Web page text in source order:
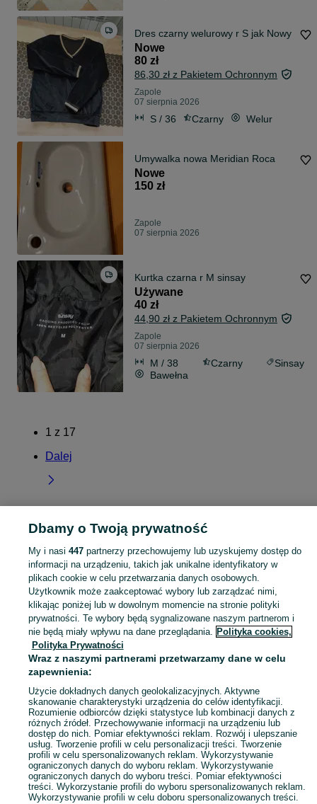
Dres czarny welurowy r S jak Nowy
Nowe
80 zł
86,30 zł z Pakietem Ochronnym
Zapole
07 sierpnia 2026
S / 36 Czarny Welur
Umywalka nowa Meridian Roca
Nowe
150 zł
Zapole
07 sierpnia 2026
Kurtka czarna r M sinsay
Używane
40 zł
44,90 zł z Pakietem Ochronnym
Zapole
07 sierpnia 2026
M / 38 Czarny
Sinsay
Bawełna
1 z 17
Dalej
Strona główna Mazowieckie Zapole
KATEGORIA
Skorzystaj z największego serwisu ogłoszeniowego - Zapole i okolice! Kupuj to, czego pragniesz i sprzedawaj to, czego już nie potrzebujesz! Zobacz
Mapa kategorii
Mapa miejscowości
Mapa ministron
Popularne wyszukiwania
Dbamy o Twoją prywatność
My i nasi 447partnerzy przechowujemy lub uzyskujemy dostęp do
informacji na urządzeniu, takich jak unikalne identyfikatory w
plikach cookie w celu przetwarzania danych osobowych.
Użytkownik może zaakceptować wybory lub zarządzać nimi,
klikając poniżej lub w dowolnym momencie na stronie polityki
prywatności. Te wybory będą sygnalizowane naszym partnerom i
nie będą miały wpływu na dane przeglądania. Polityka cookies,
Polityka Prywatności
Wraz z naszymi partnerami przetwarzamy dane w celu
zapewnienia:
Użycie dokładnych danych geolokalizacyjnych. Aktywne
skanowanie charakterystyki urządzenia do celów identyfikacji.
Rozumienie odbiorców dzięki statystyce lub kombinacji danych z
różnych źródeł. Przechowywanie informacji na urządzeniu lub
dostęp do nich. Pomiar efektywności reklam. Rozwój i ulepszanie
usług. Tworzenie profili w celu personalizacji treści. Tworzenie
profili w celu spersonalizowanych reklam. Wykorzystywanie
ograniczonych danych do wyboru reklam. Wykorzystywanie
ograniczonych danych do wyboru treści. Pomiar efektywności
treści. Wykorzystanie profili do wyboru spersonalizowanych reklam.
Wykorzystywanie profili w celu doboru spersonalizowanych treści.